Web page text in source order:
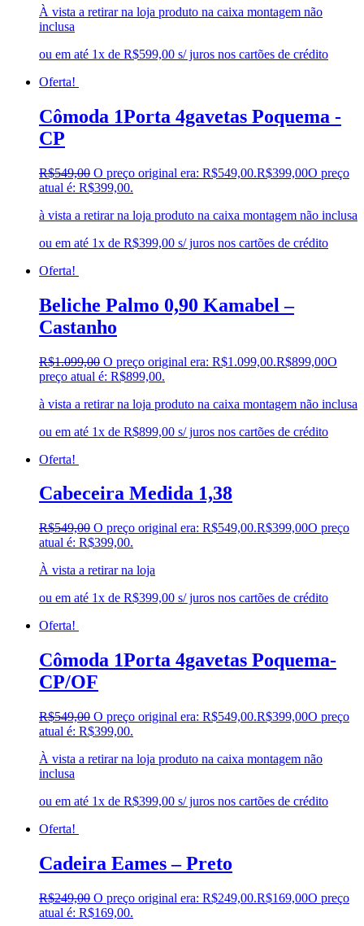
À vista a retirar na loja produto na caixa montagem não
inclusa
ou em até 1x de R$599,00 s/ juros nos cartões de crédito
Oferta!
Cômoda 1Porta 4gavetas Poquema -
CP
R$549,00 O preço original era: R$549,00.R$399,00O preço
atual é: R$399,00.
à vista a retirar na loja produto na caixa montagem não inclusa
ou em até 1x de R$399,00 s/ juros nos cartões de crédito
Oferta!
Beliche Palmo 0,90 Kamabel –
Castanho
R$1.099,00 O preço original era: R$1.099,00.R$899,00O
preço atual é: R$899,00.
à vista a retirar na loja produto na caixa montagem não inclusa
ou em até 1x de R$899,00 s/ juros nos cartões de crédito
Oferta!
Cabeceira Medida 1,38
R$549,00 O preço original era: R$549,00.R$399,00O preço
atual é: R$399,00.
À vista a retirar na loja
ou em até 1x de R$399,00 s/ juros nos cartões de crédito
Oferta!
Cômoda 1Porta 4gavetas Poquema-
CP/OF
R$549,00 O preço original era: R$549,00.R$399,00O preço
atual é: R$399,00.
À vista a retirar na loja produto na caixa montagem não
inclusa
ou em até 1x de R$399,00 s/ juros nos cartões de crédito
Oferta!
Cadeira Eames – Preto
R$249,00 O preço original era: R$249,00.R$169,00O preço
atual é: R$169,00.